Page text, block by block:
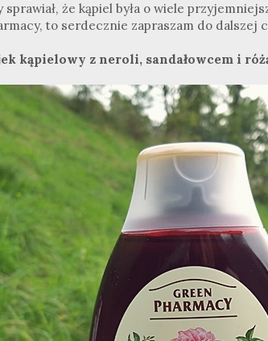
że kąpiel była o wiele
to serdecznie zapraszam do dalszej
kąpielowy z neroli, sandałowcem i